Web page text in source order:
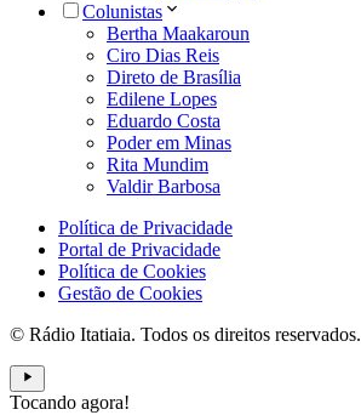
Colunistas
Bertha Maakaroun
Ciro Dias Reis
Direto de Brasília
Edilene Lopes
Eduardo Costa
Poder em Minas
Rita Mundim
Valdir Barbosa
Política de Privacidade
Portal de Privacidade
Política de Cookies
Gestão de Cookies
© Rádio Itatiaia. Todos os direitos reservados.
Tocando agora!